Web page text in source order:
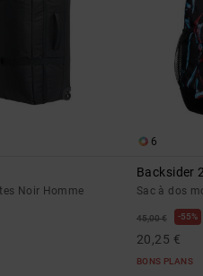
Noir Homme
6
Backsider
Sac à dos
45,00 € 55%
20,25 €
BONS PLANS